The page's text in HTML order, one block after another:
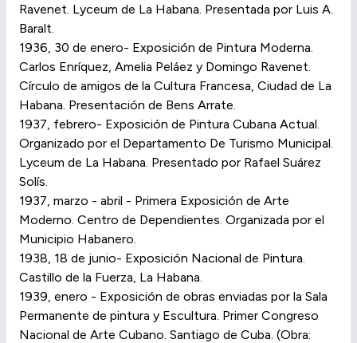
Ravenet. Lyceum de La Habana. Presentada por Luis A.
Baralt.
1936, 30 de enero- Exposición de Pintura Moderna.
Carlos Enríquez, Amelia Peláez y Domingo Ravenet.
Círculo de amigos de la Cultura Francesa, Ciudad de La
Habana. Presentación de Bens Arrate.
1937, febrero- Exposición de Pintura Cubana Actual.
Organizado por el Departamento De Turismo Municipal.
Lyceum de La Habana. Presentado por Rafael Suárez
Solís.
1937, marzo - abril - Primera Exposición de Arte
Moderno. Centro de Dependientes. Organizada por el
Municipio Habanero.
1938, 18 de junio- Exposición Nacional de Pintura.
Castillo de la Fuerza, La Habana.
1939, enero - Exposición de obras enviadas por la Sala
Permanente de pintura y Escultura. Primer Congreso
Nacional de Arte Cubano. Santiago de Cuba. (Obra: